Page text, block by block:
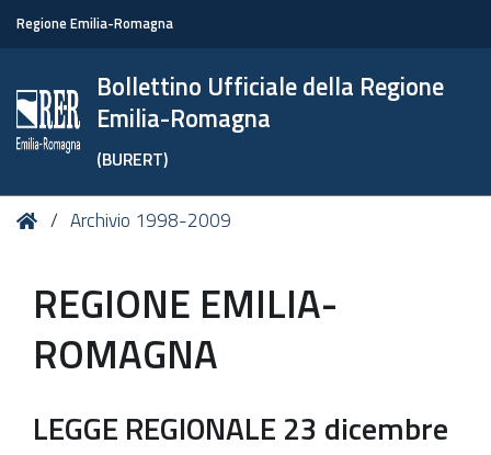
Regione Emilia-Romagna
Bollettino Ufficiale della Regione
Emilia-Romagna
(BURERT)
Tu HomeArchivio 1998-2009
REGIONE EMILIA-
ROMAGNA
LEGGE REGIONALE 23 dicembre